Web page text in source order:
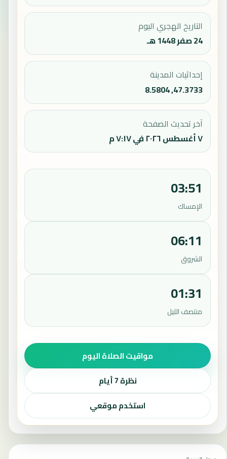
التاريخ الهجري اليوم
24 صفر 1448 هـ
إحداثيات المدينة
47.3733, 8.5804
آخر تحديث الصفحة
٧ أغسطس ٢٠٢٦ في ٧:١٧ م
03:51
الإمساك
06:11
الشروق
01:31
منتصف الليل
مواقيت الصلاة اليوم
نظرة 7 أيام
استخدم موقعي